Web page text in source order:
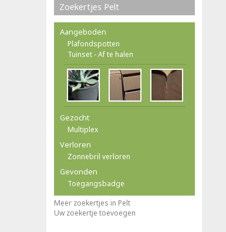
Zoekertjes Pelt
Aangeboden
Plafondspotten
Tuinset - Af te halen
Gezocht
Multiplex
Verloren
Zonnebril verloren
Gevonden
Toegangsbadge
Meer zoekertjes in Pelt
Uw zoekertje toevoegen